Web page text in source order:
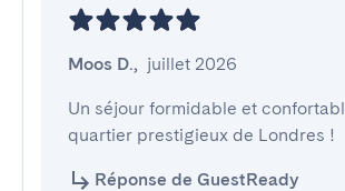
Moos D., juillet 2026
Un séjour formidable et
quartier prestigieux de Londres !
Réponse de GuestReady